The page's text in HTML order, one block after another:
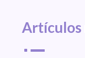
Artículos
^